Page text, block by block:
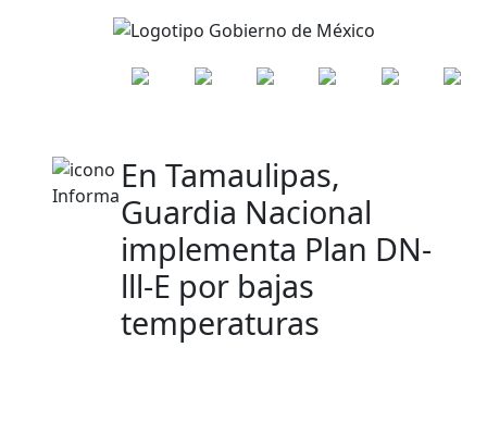
En Tamaulipas,
Guardia Nacional
implementa Plan DN-
lll-E por bajas
temperaturas